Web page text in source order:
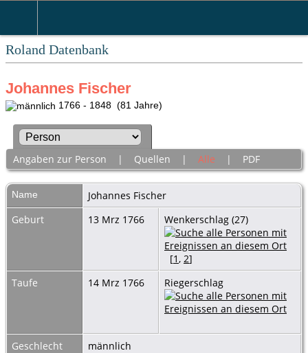
Roland Datenbank
Johannes Fischer
1766 - 1848 (81 Jahre)
Angaben zur Person | Quellen | Alle | PDF
Name Johannes Fischer
Geburt
13 Mrz 1766 Wenkerschlag (27)
[1, 2]
Taufe
14 Mrz 1766 Riegerschlag
Geschlecht
männlich